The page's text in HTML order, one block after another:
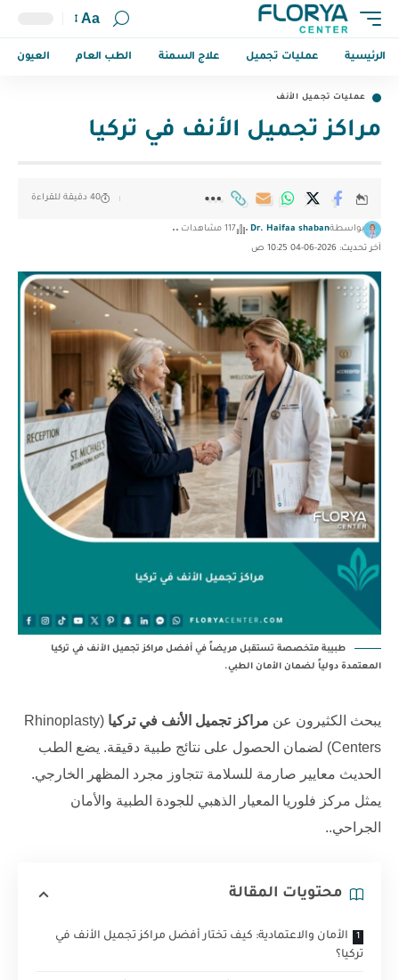
Aa
الرئيسية عمليات تجميل علاج السمنة الطب العام العيون
عمليات تجميل الأنف
مراكز تجميل الأنف في تركيا
آخر تحديث: 2026-06-04 10:25 ص
بواسطةDr. Haifaa shaban 117 مشاهدات
40 دقيقة للقراءة
طبيبة متخصصة تستقبل مريضاً في أفضل مراكز تجميل الأنف في تركيا
المعتمدة دولياً لضمان الأمان الطبي.
يبحث الكثيرون عن مراكز تجميل الأنف في تركيا (Rhinoplasty
Centers) لضمان الحصول على نتائج طبية دقيقة. يضع الطب
الحديث معايير صارمة للسلامة تتجاوز مجرد المظهر الخارجي.
يمثل مركز فلوريا المعيار الذهبي للجودة الطبية والأمان
الجراحي..
محتويات المقالة
الأمان والاعتمادية: كيف تختار أفضل مراكز تجميل الأنف في
تركيا؟